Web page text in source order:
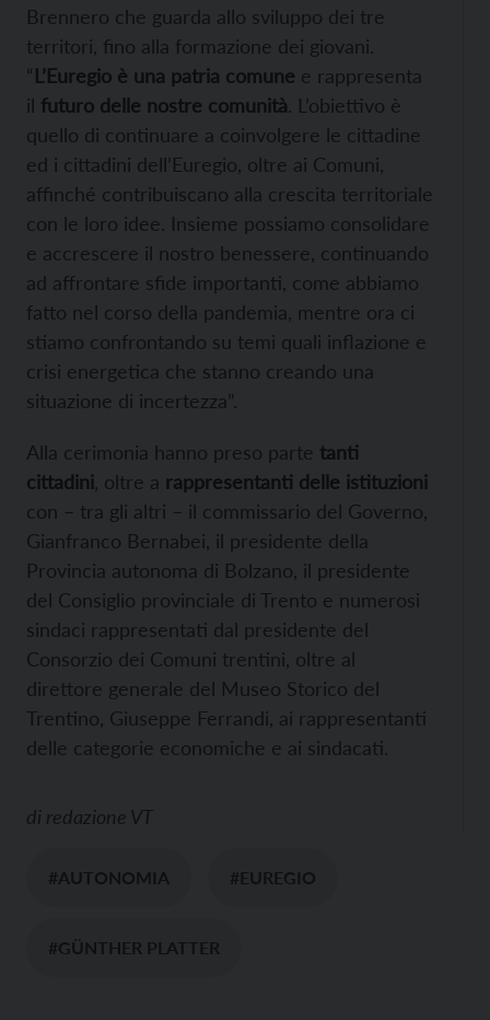
Brennero che guarda allo sviluppo dei tre
territori, fino alla formazione dei giovani.
“L’Euregio è una patria comune e rappresenta
il futuro delle nostre comunità. L’obiettivo è
quello di continuare a coinvolgere le cittadine
ed i cittadini dell’Euregio, oltre ai Comuni,
affinché contribuiscano alla crescita territoriale
con le loro idee. Insieme possiamo consolidare
e accrescere il nostro benessere, continuando
ad affrontare sfide importanti, come abbiamo
fatto nel corso della pandemia, mentre ora ci
stiamo confrontando su temi quali inflazione e
crisi energetica che stanno creando una
situazione di incertezza”.
Alla cerimonia hanno preso parte tanti
cittadini , oltre a rappresentanti delle istituzioni
con – tra gli altri – il commissario del Governo,
Gianfranco Bernabei, il presidente della
Provincia autonoma di Bolzano, il presidente
del Consiglio provinciale di Trento e numerosi
sindaci rappresentati dal presidente del
Consorzio dei Comuni trentini, oltre al
direttore generale del Museo Storico del
Trentino, Giuseppe Ferrandi, ai rappresentanti
delle categorie economiche e ai sindacati.
di redazione VT
#AUTONOMIA #EUREGIO
#GÜNTHER PLATTER